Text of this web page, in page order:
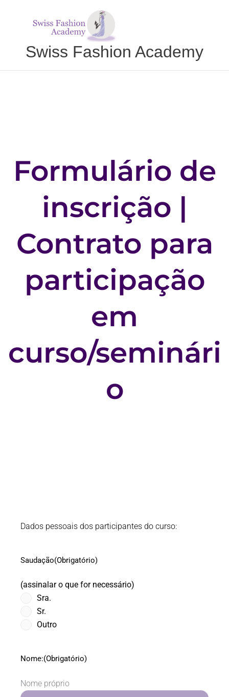
conteúdoSwiss Fashion Academy
Formulário de
inscrição |
Contrato para
participação
em
curso/seminári
o
Dados pessoais dos participantes do curso:
Saudação(Obrigatório)
(assinalar o que for necessário)
Sra.
Sr.
Outro
Nome:(Obrigatório)
Nome próprio
DD
ponto
AAAA
Leia os
(Obrigatório)